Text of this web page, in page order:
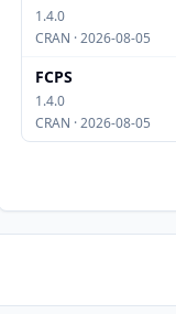
1.4.0
CRAN · 2026-08-05
FCPS
1.4.0
CRAN · 2026-08-05